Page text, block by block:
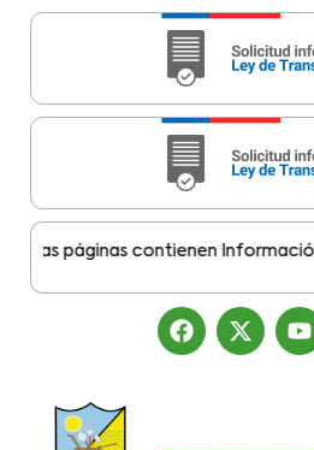
páginas contienen Información